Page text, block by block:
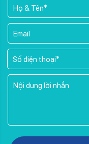
Please leave this field empty.